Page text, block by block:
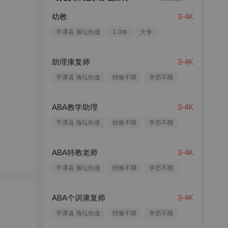
幼教 3-4K
平潭县 海坛街道 1-3年 大专
助理康复师 3-4K
平潭县 海坛街道 经验不限 学历不限
ABA教学助理 3-4K
平潭县 海坛街道 经验不限 学历不限
ABA特教老师 3-4K
平潭县 海坛街道 经验不限 学历不限
ABA个训康复师 3-4K
平潭县 海坛街道 经验不限 学历不限